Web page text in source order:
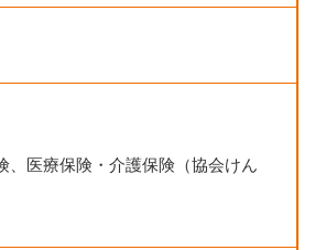
、医療保険・介護保険（協会けん